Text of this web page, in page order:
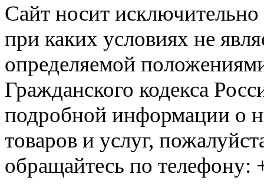
Сайт носит
при каких условиях не
определяемой
Гражданского кодекса
подробной информации о
товаров и услуг,
обращайтесь по